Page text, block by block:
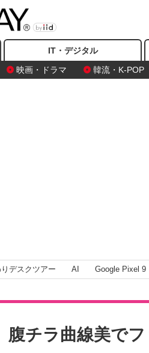
IT・デジタル
映画・ドラマ
韓流・K-POP
デスクツアー AI Google Pixel 9
腹チラ曲線美で